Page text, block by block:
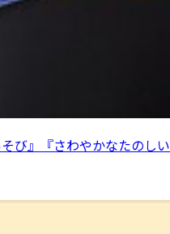
そび』『さわやかなたの